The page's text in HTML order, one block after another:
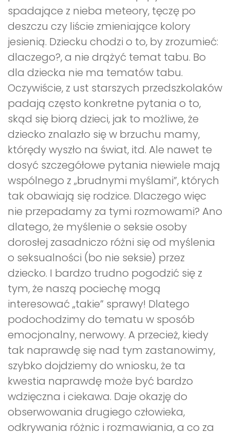
spadające z nieba meteory, tęczę po
deszczu czy liście zmieniające kolory
jesienią. Dziecku chodzi o to, by zrozumieć:
dlaczego?, a nie drążyć temat tabu. Bo
dla dziecka nie ma tematów tabu.
Oczywiście, z ust starszych przedszkolaków
padają często konkretne pytania o to,
skąd się biorą dzieci, jak to możliwe, że
dziecko znalazło się w brzuchu mamy,
którędy wyszło na świat, itd. Ale nawet te
dosyć szczegółowe pytania niewiele mają
wspólnego z „brudnymi myślami”, których
tak obawiają się rodzice. Dlaczego więc
nie przepadamy za tymi rozmowami? Ano
dlatego, że myślenie o seksie osoby
dorosłej zasadniczo różni się od myślenia
o seksualności (bo nie seksie) przez
dziecko. I bardzo trudno pogodzić się z
tym, że naszą pociechę mogą
interesować „takie” sprawy! Dlatego
podochodzimy do tematu w sposób
emocjonalny, nerwowy. A przecież, kiedy
tak naprawdę się nad tym zastanowimy,
szybko dojdziemy do wniosku, że ta
kwestia naprawdę może być bardzo
wdzięczna i ciekawa. Daje okazję do
obserwowania drugiego człowieka,
odkrywania różnic i rozmawiania, a co za